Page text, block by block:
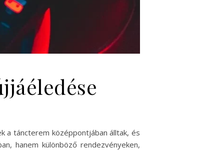
a táncterem középpontjában álltak, és
hanem különböző rendezvényeken,